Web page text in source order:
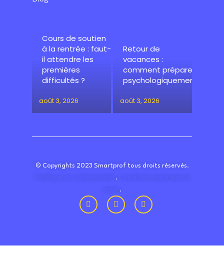
Cours de soutien
à la rentrée : faut-
il attendre les
premières
difficultés ?
août 3, 2026
Retour de
vacances :
comment préparer
psychologiquement
août 3, 2026
© Copyrights 2023 Smartprof tous droits réservés.
.
.